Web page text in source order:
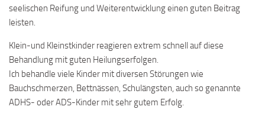
seelischen Reifung und Weiterentwicklung einen guten Beitrag
leisten.
Klein-und Kleinstkinder reagieren extrem schnell auf diese
Behandlung mit guten Heilungserfolgen.
Ich behandle viele Kinder mit diversen Störungen wie
Bauchschmerzen, Bettnässen, Schulängsten, auch so genannte
ADHS- oder ADS-Kinder mit sehr gutem Erfolg.